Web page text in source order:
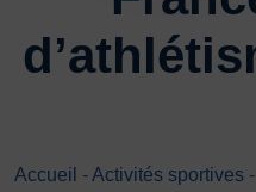
Présentation
Histoire
Les Boutiques
Accueil -Activités sportives-